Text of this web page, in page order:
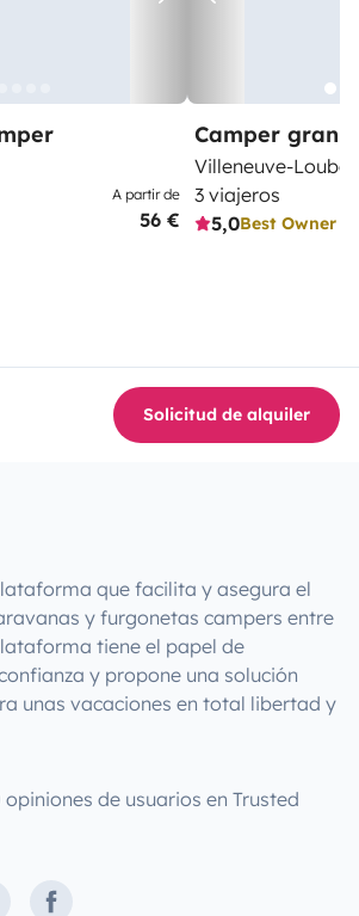
A partir de
56 €
Camper gran
Villeneuve-Loubet
3 viajeros
5,0Best Owner
Solicitud de alquiler
que facilita y asegura el
y furgonetas campers entre
tiene el papel de
y propone una solución
unas vacaciones en total libertad y
de usuarios en Trusted
Facebook